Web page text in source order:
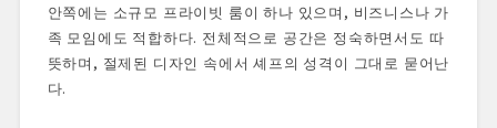
안쪽에는 소규모 프라이빗 룸이 하나 있으며, 비즈니스나 가
족 모임에도 적합하다. 전체적으로 공간은 정숙하면서도 따
뜻하며, 절제된 디자인 속에서 셰프의 성격이 그대로 묻어난
다.